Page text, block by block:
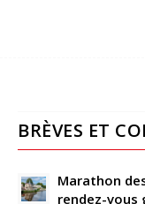
BRÈVES ET
Marathon
rendez-vous